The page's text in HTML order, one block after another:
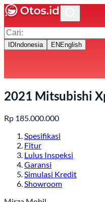
ID Indonesia EN English
2021 Mitsubishi
Rp 185.000.000
Spesifikasi
Fitur
Lulus Inspeksi
Garansi
Simulasi Kredit
Showroom